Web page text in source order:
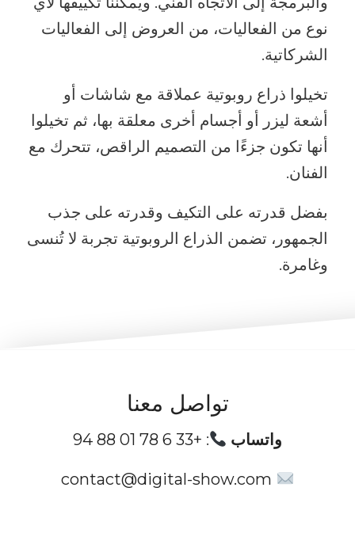
نوع من الفعاليات، من العروض إلى الفعاليات
الشركاتية.
تخيلوا ذراع روبوتية عملاقة مع شاشات أو
أشعة ليزر أو أجسام أخرى معلقة بها، ثم تخيلوا
أنها تكون جزءًا من التصميم الراقص، تتحرك مع
الفنان.
بفضل قدرته على التكيف وقدرته على جذب
الجمهور، تضمن الذراع الروبوتية تجربة لا تُنسى
وغامرة.
تواصل معنا
واتساب :
+33 6 78 01 88 94